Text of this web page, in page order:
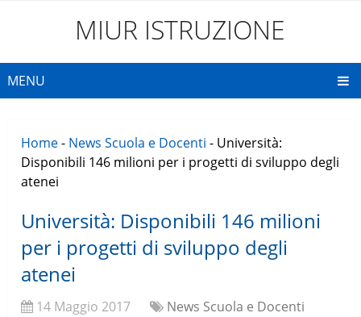
MIUR ISTRUZIONE
MENU
Home- News Scuola e Docenti - Università:
Disponibili 146 milioni per i progetti di sviluppo degli
atenei
Università: Disponibili 146 milioni
per i progetti di sviluppo degli
atenei
14 Maggio 2017 News Scuola e Docenti